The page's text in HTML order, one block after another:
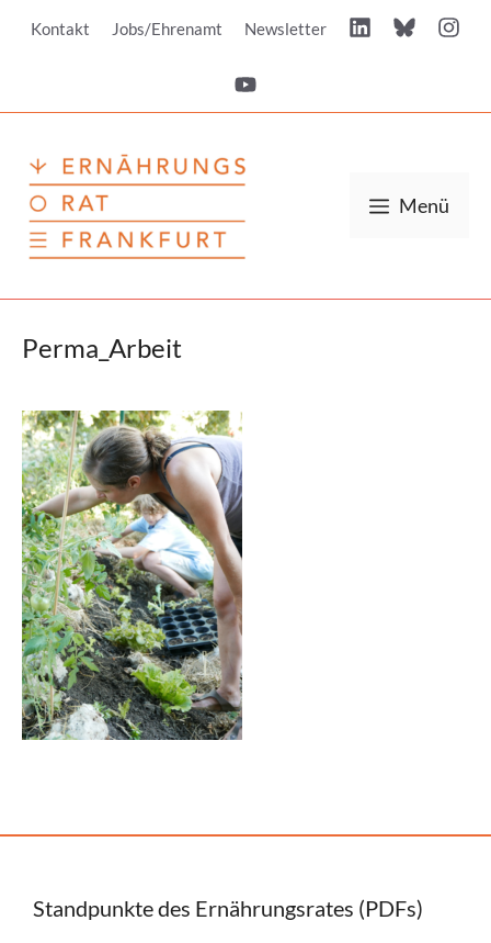
InhaltKontakt Jobs/Ehrenamt Newsletter
Menü
Perma_Arbeit
Standpunkte des Ernährungsrates (PDFs)